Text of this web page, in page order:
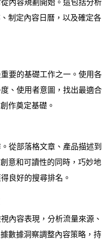
內容規劃開始。這包括分析
制定內容日曆，以及確定各
要的基礎工作之一。使用各
、使用者意圖，找出最適合
作奠定基礎。
從部落格文章、產品描述到
意和可讀性的同時，巧妙地
良好的搜尋排名。
內容表現，分析流量來源、
數據洞察調整內容策略，持